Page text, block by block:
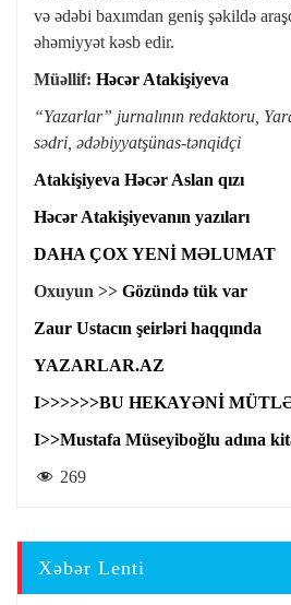
və ədəbi baxımdan geniş şəkildə
əhəmiyyət kəsb edir.
Müəllif: Həcər Atakişiyeva
“Yazarlar” jurnalının redaktoru,
sədri, ədəbiyyatşünas-tənqidçi
Atakişiyeva Həcər Aslan qızı
Həcər Atakişiyevanın yazıları
DAHA ÇOX YENİ MƏLUMAT
Oxuyun >> Gözündə tük var
Zaur Ustacın şeirləri haqqında
YAZARLAR.AZ
I>>>>>>BU HEKAYƏNİ
I>>Mustafa Müseyiboğlu adına
269
Xəbər Lenti